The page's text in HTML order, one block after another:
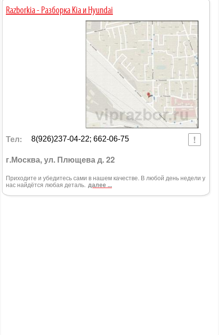
Razborkia - Разборка Kia и Hyundai
Тел: 8(926)237-04-22; 662-06-75
г.Москва, ул. Плющева д. 22
Приходите и убедитесь сами в нашем качестве. В любой день недели у
нас найдётся любая деталь. далее ...